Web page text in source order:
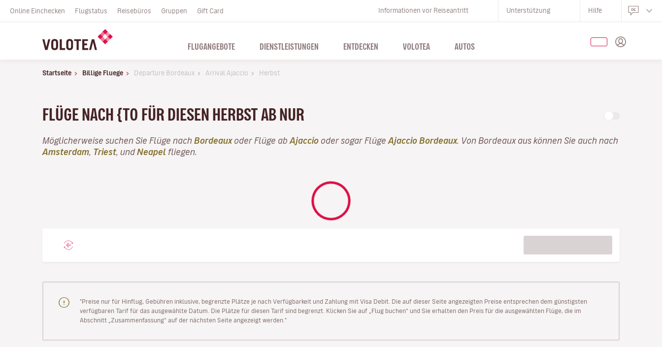
Online Einchecken Flugstatus Reisebüros Gruppen Gift Card Informationen vor Reiseantritt Unterstützung Hilfe
FLUGANGEBOTE DIENSTLEISTUNGEN ENTDECKEN VOLOTEA AUTOS
Startseite Billige Fluege Departure Bordeaux Arrival Ajaccio Herbst
FLÜGE NACH {TO FÜR DIESEN HERBST AB NUR
Möglicherweise suchen Sie Flüge nach Bordeauxoder Flüge ab Ajaccio oder sogar Flüge Ajaccio Bordeaux. Von Bordeaux aus können Sie auch nach
Amsterdam Triest , undNeapel fliegen.
"Preise nur für Hinflug, Gebühren inklusive, begrenzte Plätze je nach Verfügbarkeit und Zahlung mit Visa Debit. Die auf dieser Seite angezeigten Preise entsprechen dem günstigsten
verfügbaren Tarif für das ausgewählte Datum. Die Plätze für diesen Tarif sind begrenzt. Klicken Sie auf „Flug buchen“ und Sie erhalten den Preis für die ausgewählten Flüge, die im
Abschnitt „Zusammenfassung“ auf der nächsten Seite angezeigt werden."